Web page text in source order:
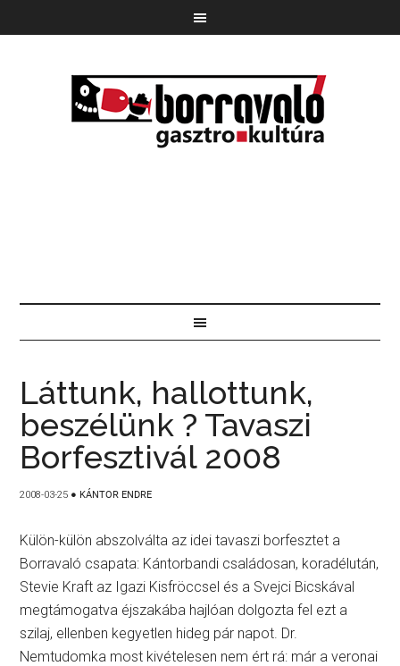
Láttunk, hallottunk,
beszélünk ? Tavaszi
Borfesztivál 2008
2008-03-25 ● KÁNTOR ENDRE
Külön-külön abszolválta az idei tavaszi borfesztet a
Borravaló csapata: Kántorbandi családosan, koradélután,
Stevie Kraft az Igazi Kisfröccsel és a Svejci Bicskával
megtámogatva éjszakába hajlóan dolgozta fel ezt a
szilaj, ellenben kegyetlen hideg pár napot. Dr.
Nemtudomka most kivételesen nem ért rá: már a veronai